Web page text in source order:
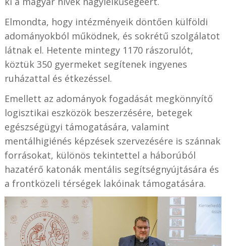
Elmondta, hogy intézményeik döntően külföldi
adományokból működnek, és sokrétű szolgálatot
látnak el. Hetente mintegy 1170 rászorulót,
köztük 350 gyermeket segítenek ingyenes
ruházattal és étkezéssel.
Emellett az adományok fogadását megkönnyítő
logisztikai eszközök beszerzésére, betegek
egészségügyi támogatására, valamint
mentálhigiénés képzések szervezésére is szánnak
forrásokat, különös tekintettel a háborúból
hazatérő katonák mentális segítségnyújtására és
a frontközeli térségek lakóinak támogatására.